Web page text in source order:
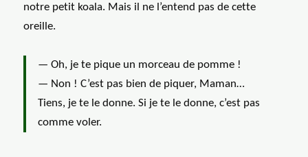
notre petit koala. Mais il ne l’entend pas de cette
oreille.
— Oh, je te pique un morceau de pomme !
— Non ! C’est pas bien de piquer, Maman…
Tiens, je te le donne. Si je te le donne, c’est pas
comme voler.